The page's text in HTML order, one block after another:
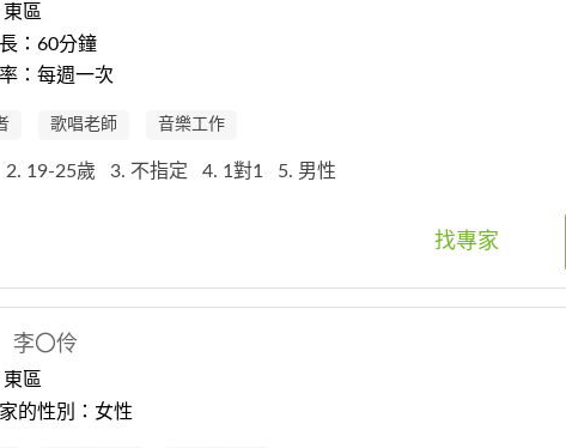
區
：60分鐘
：每週一次
歌唱老師 音樂工作
2. 19-25歲 3. 不指定 4. 1對1 5. 男性
找專家
李〇伶
區
的性別：女性